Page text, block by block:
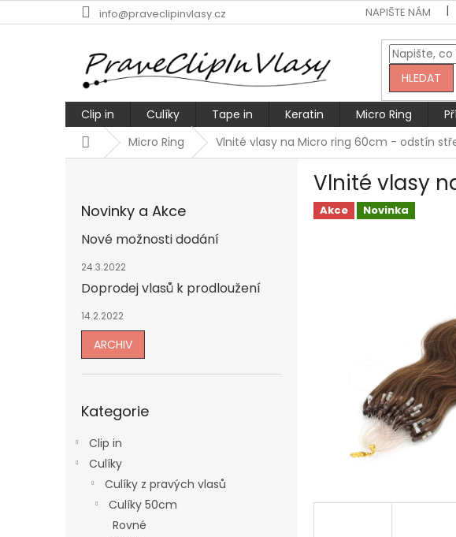
na
info@praveclipinvlasy.cz NAPIŠTE NÁM
HLEDAT
Clip in Culíky Tape in Keratin Micro Ring
DomůMicro Ring Vlnité vlasy na Micro ring 60cm - odstín
Novinky a Akce
Nové možnosti dodání
24.3.2022
Doprodej vlasů k prodloužení
14.2.2022
ARCHIV
kategorie
Kategorie
Clip in
Culíky
Culíky z pravých vlasů
Culíky 50cm
Rovné
Vlnité vlasy
Akce Novinka